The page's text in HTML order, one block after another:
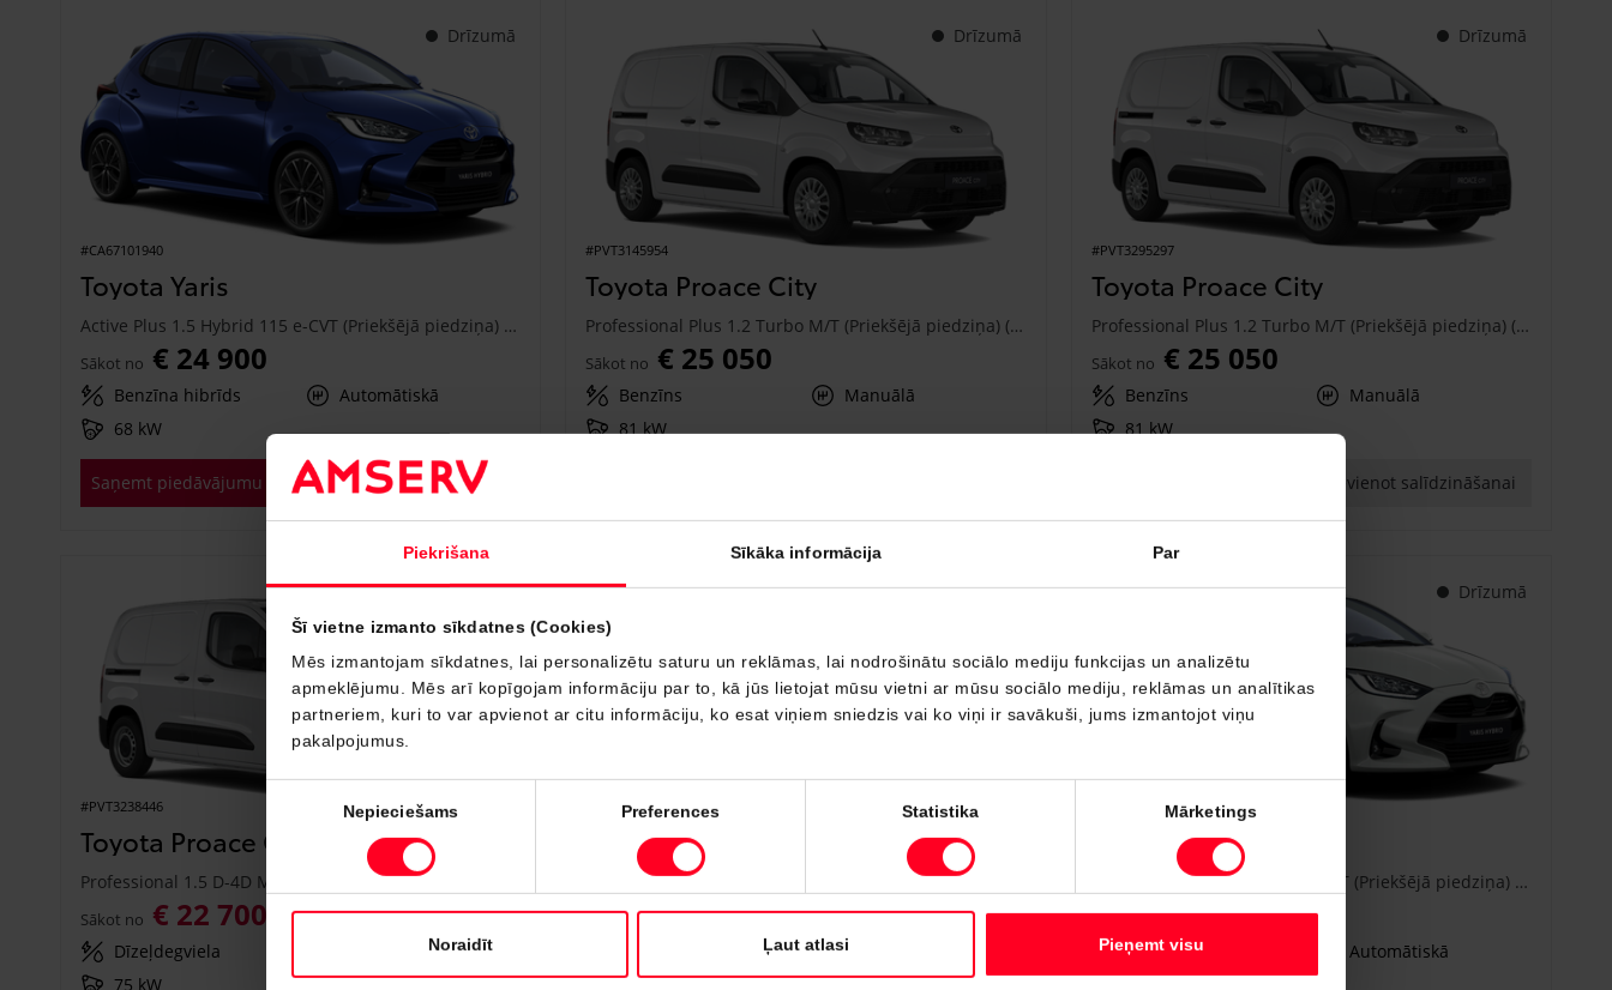
Piekrišana Sīkāka informācija Par
Šī vietne izmanto sīkdatnes (Cookies)
Mēs izmantojam sīkdatnes, lai personalizētu saturu un reklāmas, lai nodrošinātu sociālo mediju funkcijas un analizētu
apmeklējumu. Mēs arī kopīgojam informāciju par to, kā jūs lietojat mūsu vietni ar mūsu sociālo mediju, reklāmas un analītikas
partneriem, kuri to var apvienot ar citu informāciju, ko esat viņiem sniedzis vai ko viņi ir savākuši, jums izmantojot viņu
pakalpojumus.
Piekrišanas
Nepieciešams Preferences Statistika Mārketings
Noraidīt Ļaut atlasi Pieņemt visu
Drīzumā
#CA67101940
Toyota Yaris
Active Plus 1.5 Hybrid 115 e-CVT (Priekšējā piedziņa) (68 kW)
Sākot no € 24 900
Benzīna hibrīds
Automātiskā
68 kW
Saņemt piedāvājumu Pievienot salīdzināšanai
Drīzumā
#PVT3145954
Toyota Proace City
Professional Plus 1.2 Turbo M/T (Priekšējā piedziņa) (81 kW)
Sākot no € 25 050
Benzīns
Manuālā
81 kW
Drīzumā
#PVT3295297
Toyota Proace City
Professional Plus 1.2 Turbo M/T (Priekšējā piedziņa) (81 kW)
Sākot no € 25 050
Benzīns
Manuālā
81 kW
Pievienot salīdzināšanai
Drīzumā
#PVT3238446
Toyota Proace City
Professional 1.5 D-4D M/T (Priekšējā piedziņa) (75 kW)
Sākot no € 22 700 € 25 150
Dīzeļdegviela
75 kW
Drīzumā
#PVT3295748
Toyota Proace City Verso
Shuttle 1.2 Turbo M/T (Priekšējā piedziņa) (81 kW)
Sākot no € 25 400
Manuālā
81 kW
Drīzumā
#CA86778840
Toyota Yaris
Active Plus 1.5 Hybrid 115 e-CVT (Priekšējā piedziņa) (68 kW)
Sākot no € 25 600
Benzīna hibrīds
Automātiskā